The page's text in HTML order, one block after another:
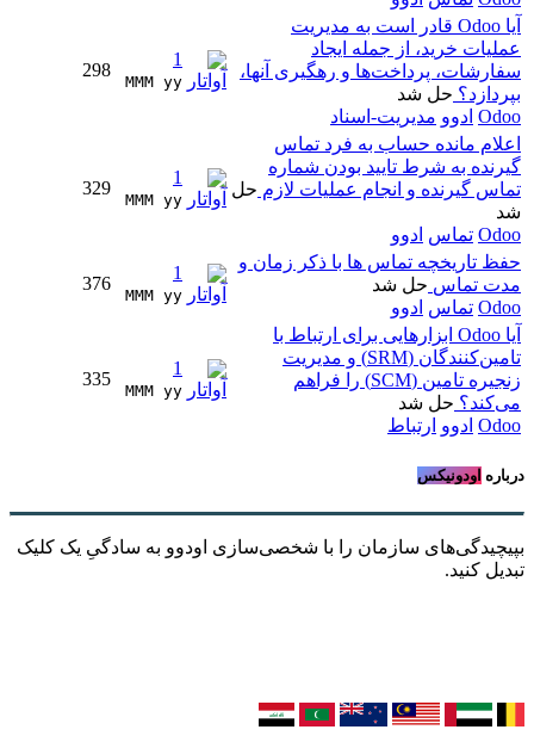
آیا Odoo قادر است به مدیریت
عملیات خرید، از جمله ایجاد
سفارشات، پرداخت‌ها و رهگیری آنها،
بپردازد؟ حل شد
Odoo ادوو مدیریت-اسناد
1
MMM yy
298
اعلام مانده حساب به فرد تماس
گیرنده به شرط تایید بودن شماره
تماس گیرنده و انجام عملیات لازم حل
شد
Odoo تماس ادوو
1
MMM yy
329
حفظ تاریخچه تماس ها با ذکر زمان و
مدت تماس حل شد
Odoo تماس ادوو
1
MMM yy
376
آیا Odoo ابزارهایی برای ارتباط با
تامین‌کنندگان (SRM) و مدیریت
زنجیره تامین (SCM) را فراهم
می‌کند؟ حل شد
Odoo ادوو ارتباط
1
MMM yy
335
درباره اودونیکس
بپیچیدگی‌های سازمان را با شخصی‌سازی اودوو به سادگیِ یک کلیک
تبدیل کنید.